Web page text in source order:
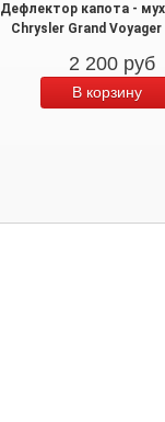
Дефлектор капота -
Chrysler Grand Voyager
2 200 руб